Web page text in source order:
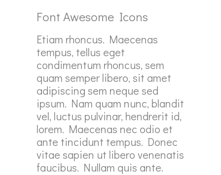
Font Awesome Icons
Etiam rhoncus. Maecenas
tempus, tellus eget
condimentum rhoncus, sem
quam semper libero, sit amet
adipiscing sem neque sed
ipsum. Nam quam nunc, blandit
vel, luctus pulvinar, hendrerit id,
lorem. Maecenas nec odio et
ante tincidunt tempus. Donec
vitae sapien ut libero venenatis
faucibus. Nullam quis ante.